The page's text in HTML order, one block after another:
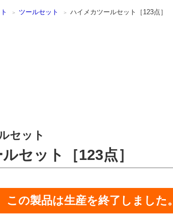
ツールセット ハイメカツールセット［123点］
セット
セット［123点］
この製品は生産を終了しました。